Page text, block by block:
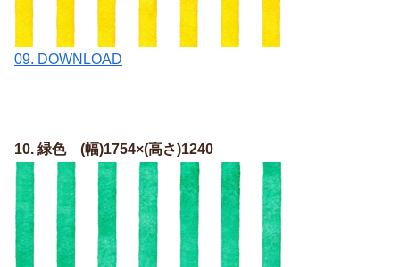
09. DOWNLOAD
10. 緑色 (幅)1754×(高さ)1240